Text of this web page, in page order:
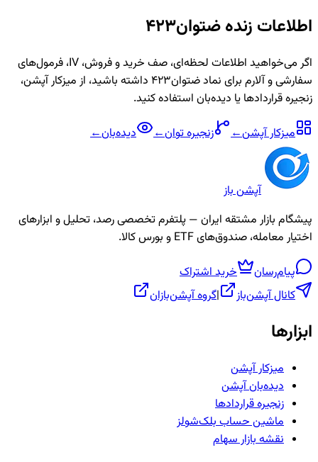
اطلاعات زندهضتوان423
اگر می‌خواهید اطلاعات لحظه‌ای، صف خرید و فروش، IV، فرمول‌های
سفارشی و آلارم برای نمادضتوان423
داشته باشید، از میزکار آپشن،
زنجیره قراردادها یا دیده‌بان استفاده کنید.
میزکار آپشن← زنجیرهتوان← دیده‌بان←
آپشن باز
پیشگام بازار مشتقه ایران — پلتفرم تخصصی رصد، تحلیل و ابزارهای
اختیار معامله، صندوق‌های ETF و بورس کالا.
پیام‌رسان
خرید اشتراک
کانال آپشن‌باز
|گروه آپشن‌بازان
ابزارها
میزکار آپشن
دیده‌بان آپشن
زنجیره قراردادها
ماشین حساب بلک‌شولز
نقشه بازار سهام